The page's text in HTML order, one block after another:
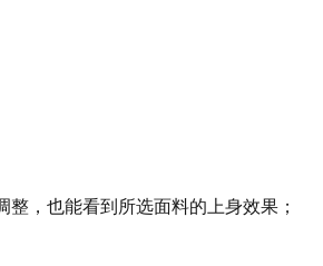
，也能看到所选面料的上身效果；